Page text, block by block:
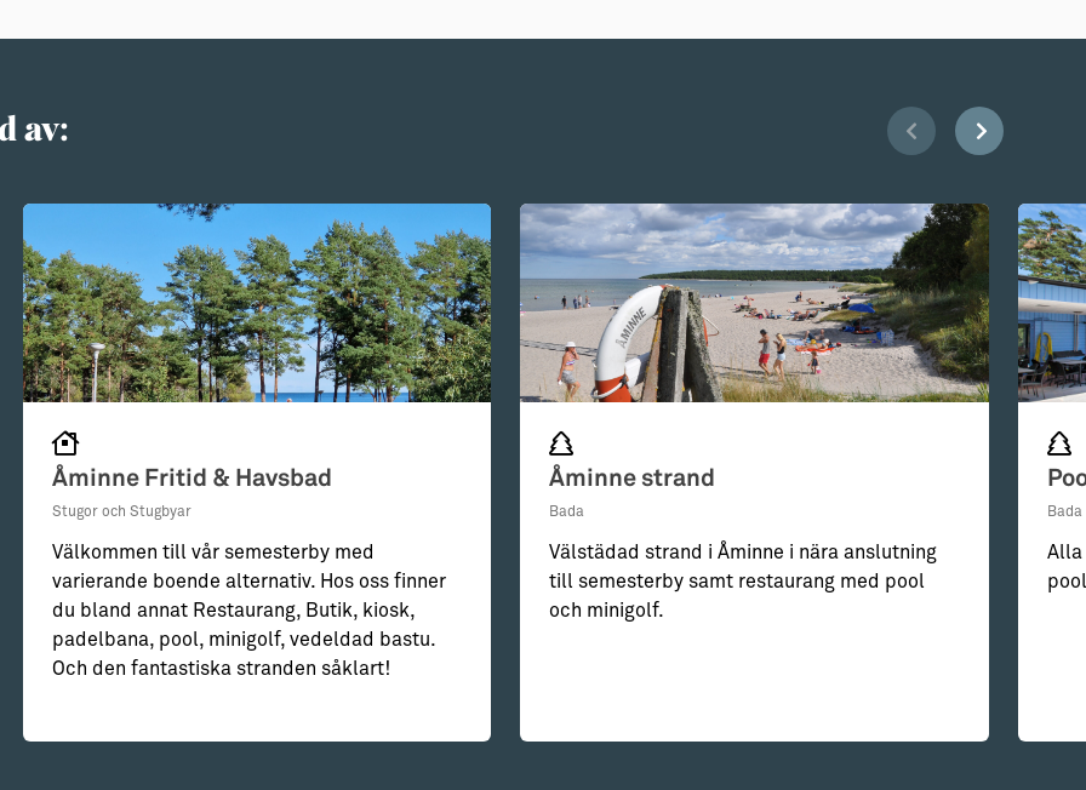
av:
Åminne Fritid & Havsbad
Stugor och Stugbyar
Välkommen till vår semesterby med
varierande boende alternativ. Hos oss finner
du bland annat Restaurang, Butik, kiosk,
padelbana, pool, minigolf, vedeldad bastu.
Och den fantastiska stranden såklart!
Åminne strand
Bada
Välstädad strand i Åminne i nära anslutning
till semesterby samt restaurang med pool
och minigolf.
Bada
Alla
pool